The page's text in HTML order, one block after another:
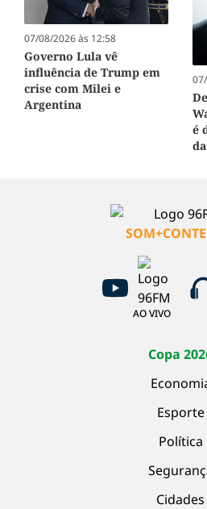
07/08/2026 às 12:58
Governo Lula vê
influência de Trump em
crise com Milei e
Argentina
é
AO VIVO
Copa
Esporte
Política
Cidades